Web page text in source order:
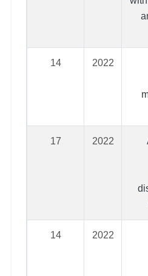
2022
14
2022
17
2022
14